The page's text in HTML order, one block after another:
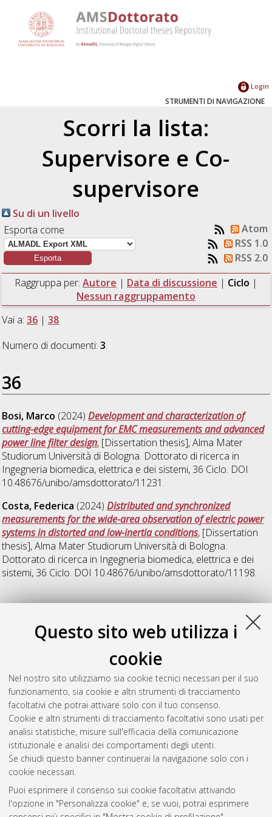
Questo sito web utilizza i
cookie
Nel nostro sito utilizziamo sia cookie tecnici necessari per il suo
funzionamento, sia cookie e altri strumenti di tracciamento
facoltativi che potrai attivare solo con il tuo consenso.
Cookie e altri strumenti di tracciamento facoltativi sono usati per
analisi statistiche, misure sull'efficacia della comunicazione
istituzionale e analisi dei comportamenti degli utenti.
Se chiudi questo banner continuerai la navigazione solo con i
cookie necessari.
Puoi esprimere il consenso sui cookie facoltativi attivando
l'opzione in "Personalizza cookie" e, se vuoi, potrai esprimere
Login
STRUMENTI DI NAVIGAZIONE
Scorri la lista:
Supervisore e Co-
supervisore
Su di un livello
Esporta come
Atom
RSS 1.0
RSS 2.0
Raggruppa per: Autore | Data di discussione | Ciclo |
Nessun raggruppamento
Vai a:36 |38
Numero di documenti:3.
36
Bosi, Marco (2024)Development and characterization of
cutting-edge equipment for EMC measurements and advanced
power line filter design, [Dissertation thesis], Alma Mater
Studiorum Università di Bologna. Dottorato di ricerca in
Ingegneria biomedica, elettrica e dei sistemi, 36 Ciclo. DOI
10.48676/unibo/amsdottorato/11231.
Costa, Federica (2024)Distributed and synchronized
measurements for the wide-area observation of electric power
systems in distorted and low-inertia conditions, [Dissertation
thesis], Alma Mater Studiorum Università di Bologna.
Dottorato di ricerca in Ingegneria biomedica, elettrica e dei
sistemi, 36 Ciclo. DOI 10.48676/unibo/amsdottorato/11198.
38
Negri, Virginia(2026)AI-based measurement architectures in
, [Dissertation thesis], Alma Mater
Studiorum Università di Bologna. Dottorato di ricerca in
Ingegneria biomedica, elettrica e dei sistemi, 38 Ciclo. DOI
10.48676/unibo/amsdottorato/12732.
Questa lista e' stata generata il Thu Aug 6 20:44:53 2026
Atom
Rss 1.0